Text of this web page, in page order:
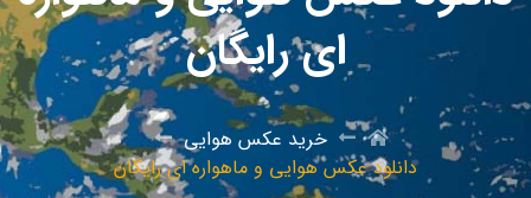
ای رایگان
خرید عکس هوایی
دانلود عکس هوایی و ماهواره ای رایگان